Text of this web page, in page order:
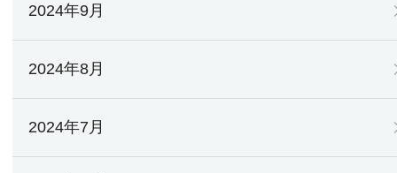
2024年9月
2024年8月
2024年7月